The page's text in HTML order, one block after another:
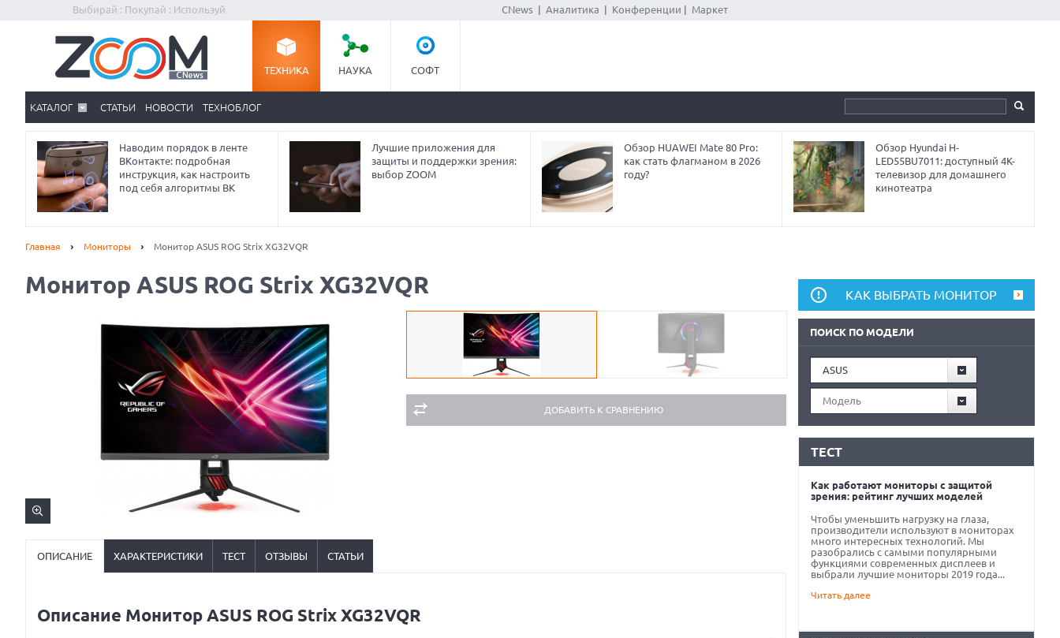
Выбирай : Покупай : Используй CNews| Аналитика Конференции Маркет
ТЕХНИКА НАУКА СОФТ
КАТАЛОГ СТАТЬИ НОВОСТИ ТЕХНОБЛОГ
Наводим порядок в ленте
ВКонтакте: подробная
инструкция, как настроить
под себя алгоритмы ВК
Лучшие приложения для
защиты и поддержки зрения:
выбор ZOOM
Обзор HUAWEI Mate 80 Pro:
как стать флагманом в 2026
году?
Обзор Hyundai H-
LED55BU7011: доступный 4K-
телевизор для домашнего
кинотеатра
Главная Мониторы Монитор ASUS ROG Strix XG32VQR
Монитор ASUS ROG Strix XG32VQR
ДОБАВИТЬ К СРАВНЕНИЮ
ОПИСАНИЕ ХАРАКТЕРИСТИКИ ТЕСТ ОТЗЫВЫ СТАТЬИ
Описание Монитор ASUS ROG Strix XG32VQR
КАК ВЫБРАТЬ МОНИТОР
ПОИСК ПО МОДЕЛИ
ASUS
Модель
ТЕСТ
Как работают мониторы с защитой
зрения: рейтинг лучших моделей
Чтобы уменьшить нагрузку на глаза,
производители используют в мониторах
много интересных технологий. Мы
разобрались с самыми популярными
функциями современных дисплеев и
выбрали лучшие мониторы 2019 года...
Читать далее